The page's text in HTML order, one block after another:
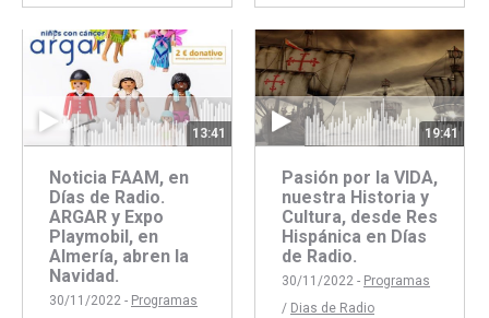
concon
13:41
Noticia FAAM, en
Días de Radio.
ARGAR y Expo
Playmobil, en
Almería, abren la
Navidad.
30/11/2022 - Programas
19:41
Pasión por la VIDA,
nuestra Historia y
Cultura, desde Res
Hispánica en Días
de Radio.
30/11/2022 - Programas
/ Dias de Radio